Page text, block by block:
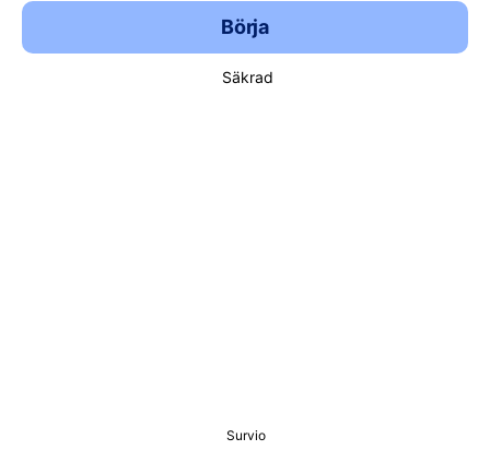
Börja
Säkrad
Survio